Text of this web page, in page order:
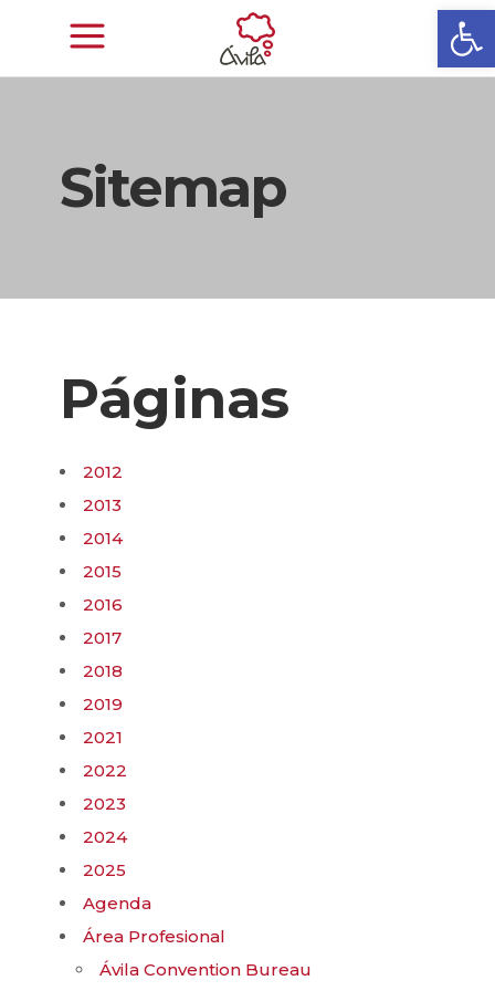
Sitemap
Páginas
2012
2013
2014
2015
2016
2017
2018
2019
2021
2022
2023
2024
2025
Agenda
Área Profesional
Ávila Convention Bureau